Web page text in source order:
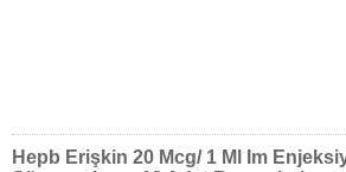
Hepb Erişkin 20 Mcg/ 1 Ml Im